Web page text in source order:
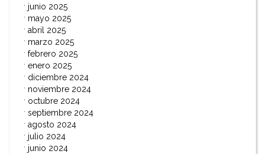
junio 2025
mayo 2025
abril 2025
marzo 2025
febrero 2025
enero 2025
diciembre 2024
noviembre 2024
octubre 2024
septiembre 2024
agosto 2024
julio 2024
junio 2024